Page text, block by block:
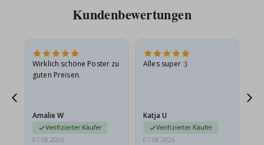
Kundenbewertungen
Wirklich schöne Poster zu
guten Preisen.
Amalie W
Verifizierter Käufer
07.08.2026
Alles super :)
Katja U
Verifizierter Käufer
07.08.2026